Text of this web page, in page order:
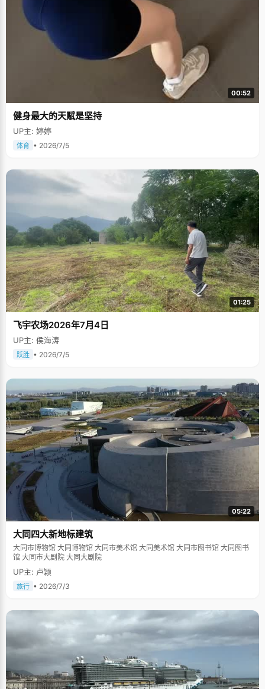
00:52
健身最大的天赋是坚持
UP主: 婷婷
体育 • 2026/7/5
01:25
飞宇农场2026年7月4日
UP主: 侯海涛
跃胜 • 2026/7/5
05:22
大同四大新地标建筑
大同市博物馆 大同博物馆 大同市美术馆 大同美术馆 大同市图书馆 大同图书
馆 大同市大剧院 大同大剧院
UP主: 卢颖
旅行 • 2026/7/3